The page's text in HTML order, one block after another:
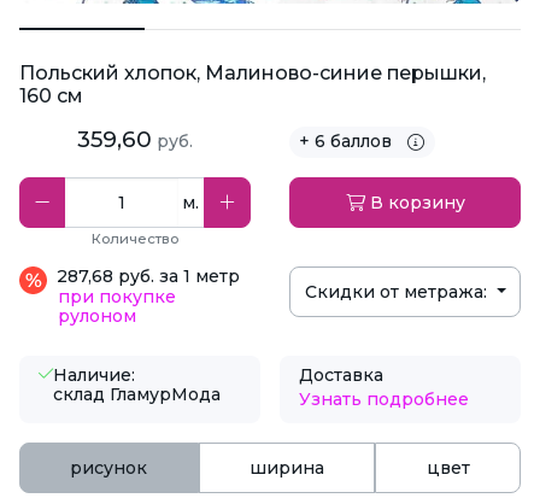
Польский хлопок, Малиново-синие перышки,
160 см
359,60 руб. + 6 баллов
м.
Количество
В корзину
287,68 руб. за 1 метр
при покупке
рулоном
Скидки от метража:
Наличие:
склад ГламурМода
Доставка
Узнать подробнее
рисунок ширина цвет